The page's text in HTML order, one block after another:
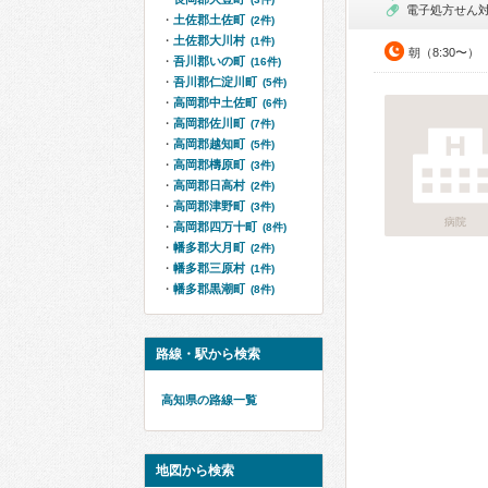
電子処方せん
朝（8:30〜）
病院
土佐郡土佐町 (2件)
土佐郡大川村 (1件)
吾川郡いの町 (16件)
吾川郡仁淀川町 (5件)
高岡郡中土佐町 (6件)
高岡郡佐川町 (7件)
高岡郡越知町 (5件)
高岡郡檮原町 (3件)
高岡郡日高村 (2件)
高岡郡津野町 (3件)
高岡郡四万十町 (8件)
幡多郡大月町 (2件)
幡多郡三原村 (1件)
幡多郡黒潮町 (8件)
路線・駅から検索
高知県の路線一覧
地図から検索